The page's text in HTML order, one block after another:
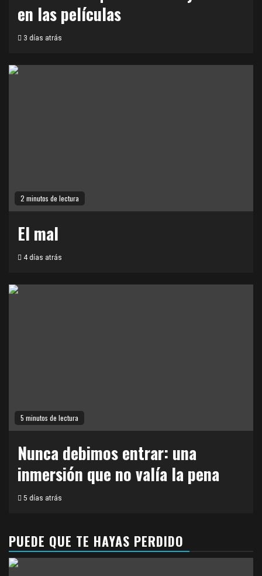
en las películas
3 días atrás
2 minutos de lectura
El mal
4 días atrás
5 minutos de lectura
Nunca debimos entrar: una
inmersión que no valía la pena
5 días atrás
PUEDE QUE TE HAYAS PERDIDO